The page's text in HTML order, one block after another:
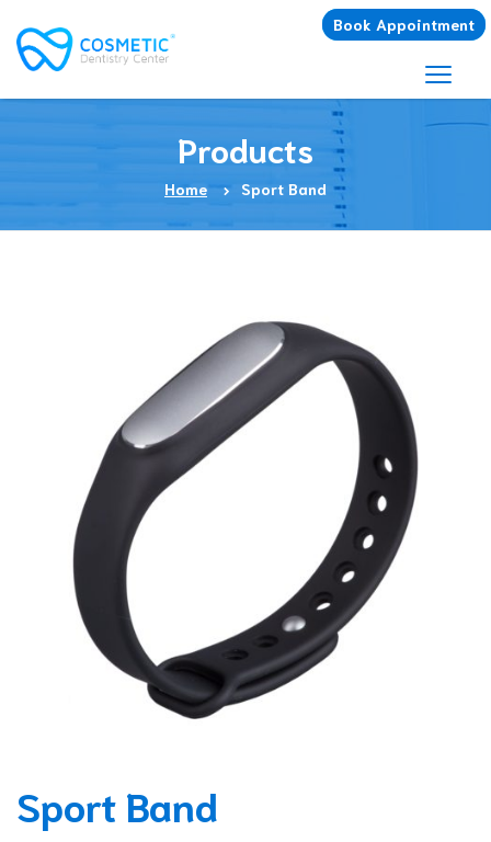
Book Appointment
Products
Home Sport Band
Sport Band